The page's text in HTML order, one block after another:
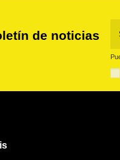
de noticias